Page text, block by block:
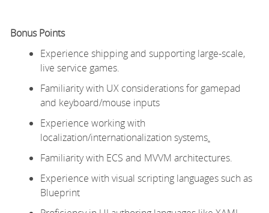
Bonus Points
Experience shipping and supporting large-scale,
live service games.
Familiarity with UX considerations for gamepad
and keyboard/mouse inputs
Experience working with
localization/internationalization systems.
Familiarity with ECS and MVVM architectures.
Experience with visual scripting languages such as
Blueprint